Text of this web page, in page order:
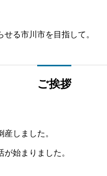
る市川市を目指して。
ご挨拶
しました。
始まりました。